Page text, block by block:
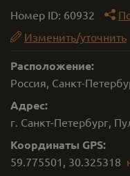
Номер ID: 60932
Изменить/уточнить
Расположение:
Россия, Санкт-
Адрес:
г. Санкт-Петербург,
Координаты GPS:
59.775501 , 30.325318